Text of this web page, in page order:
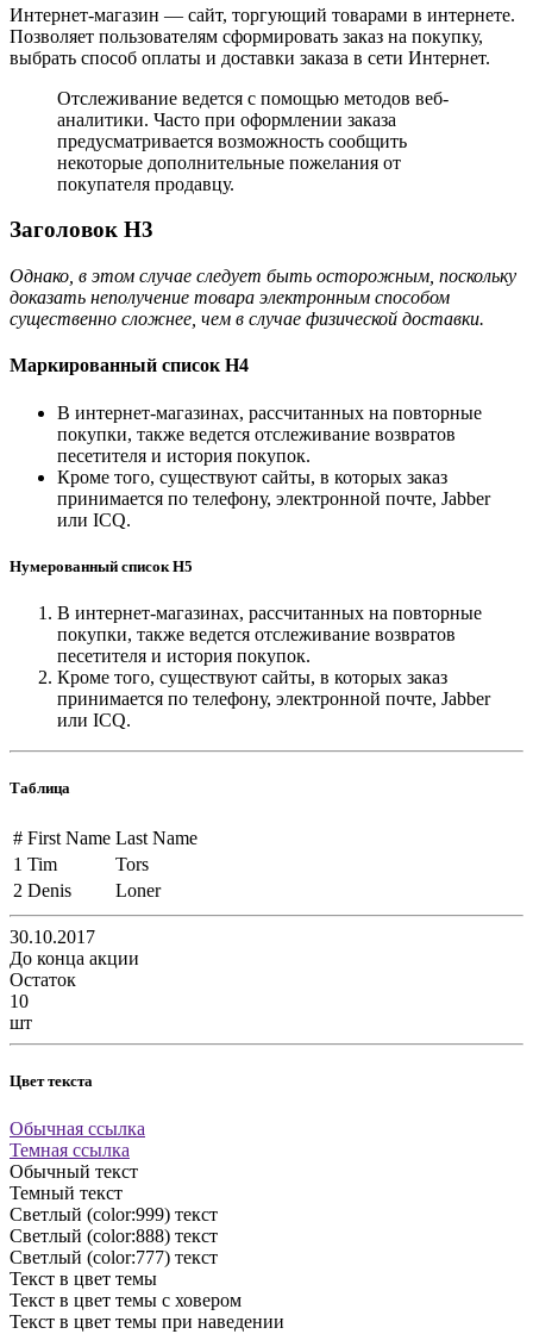
Интернет-магазин — сайт, торгующий товарами в интернете.
Позволяет пользователям сформировать заказ на покупку,
выбрать способ оплаты и доставки заказа в сети Интернет.
Отслеживание ведется с помощью методов веб-
аналитики. Часто при оформлении заказа
предусматривается возможность сообщить
некоторые дополнительные пожелания от
покупателя продавцу.
Заголовок H3
Однако, в этом случае следует быть осторожным, поскольку
доказать неполучение товара электронным способом
существенно сложнее, чем в случае физической доставки.
Маркированный список H4
В интернет-магазинах, рассчитанных на повторные
покупки, также ведется отслеживание возвратов
песетителя и история покупок.
Кроме того, существуют сайты, в которых заказ
принимается по телефону, электронной почте, Jabber
или ICQ.
Нумерованный список H5
В интернет-магазинах, рассчитанных на повторные
покупки, также ведется отслеживание возвратов
песетителя и история покупок.
Кроме того, существуют сайты, в которых заказ
принимается по телефону, электронной почте, Jabber
или ICQ.
Таблица
# First Name Last Name
1 Tim
Tors
2 Denis Loner
30.10.2017
До конца акции
Остаток
10
шт
Цвет текста
Обычная ссылка
Темная ссылка
Обычный текст
Темный текст
Светлый (color:999) текст
Светлый (color:888) текст
Светлый (color:777) текст
Текст в цвет темы
Текст в цвет темы с ховером
Текст в цвет темы при наведении